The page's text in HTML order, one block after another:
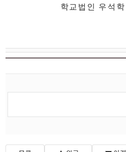
학교법인 우석